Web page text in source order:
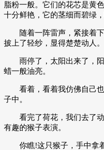
脂粉一般。它们的花芯是黄
十分鲜艳，它的茎细而碧绿
随着一阵雷声，紧接着下
披上了轻纱，显得楚楚动人。
雨停了，太阳出来了，阳
蜡一般油亮。
看着，看着我仿佛自己也
子中。
看完了荷花，我们去了动
有趣的猴子表演。
你瞧!这只猴子，手中拿着